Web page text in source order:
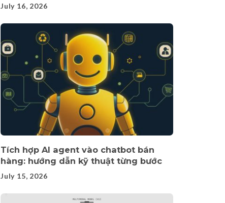
July 16, 2026
Tích hợp AI agent vào chatbot bán
hàng: hướng dẫn kỹ thuật từng bước
July 15, 2026